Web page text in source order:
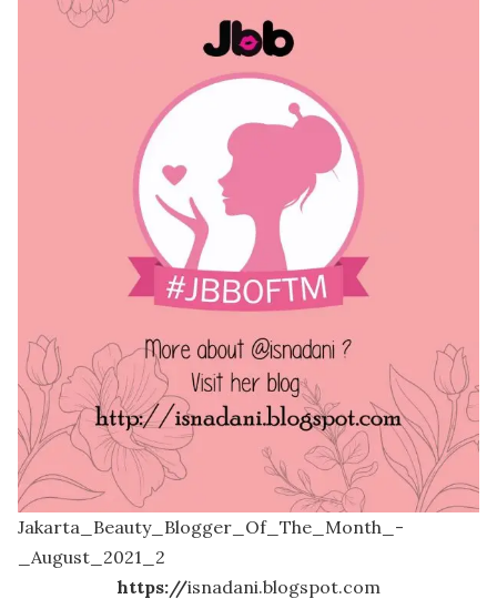
Jakarta_Beauty_Blogger_Of_The_Month_-
_August_2021_2
https://isnadani.blogspot.com